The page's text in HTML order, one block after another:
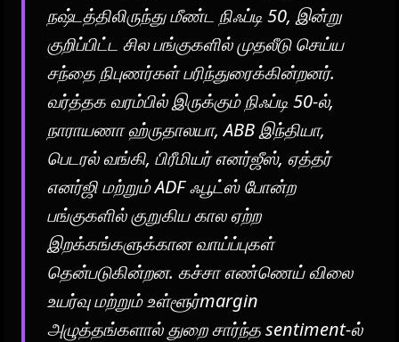
நஷ்டத்திலிருந்து மீண்ட நிஃப்டி 50, இன்று
குறிப்பிட்ட சில பங்குகளில் முதலீடு செய்ய
சந்தை நிபுணர்கள் பரிந்துரைக்கின்றனர்.
வர்த்தக வரம்பில் இருக்கும் நிஃப்டி 50-ல்,
நாராயணா ஹ்ருதாலயா, ABB இந்தியா,
பெடரல் வங்கி, பிரீமியர் எனர்ஜீஸ், ஏத்தர்
எனர்ஜி மற்றும் ADF ஃபூட்ஸ் போன்ற
பங்குகளில் குறுகிய கால ஏற்ற
இறக்கங்களுக்கான வாய்ப்புகள்
தென்படுகின்றன. கச்சா எண்ணெய் விலை
உயர்வு மற்றும் உள்ளூர்margin
அழுத்தங்களால் துறை சார்ந்த sentiment-ல்